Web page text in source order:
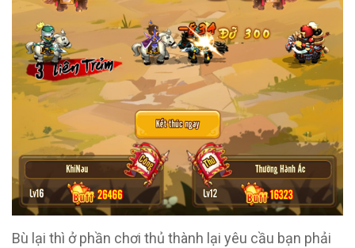
Bù lại thì ở phần chơi thủ thành lại yêu cầu bạn phải